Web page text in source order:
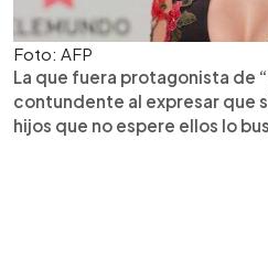
Foto: AFP
La que fuera protagonista de
contundente al expresar que
hijos que no espere ellos lo